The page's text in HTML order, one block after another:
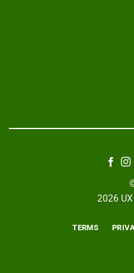
2026
TERMS